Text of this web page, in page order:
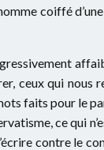
coiffé
ceux qui nous
faits pour le
ce qui
contre le